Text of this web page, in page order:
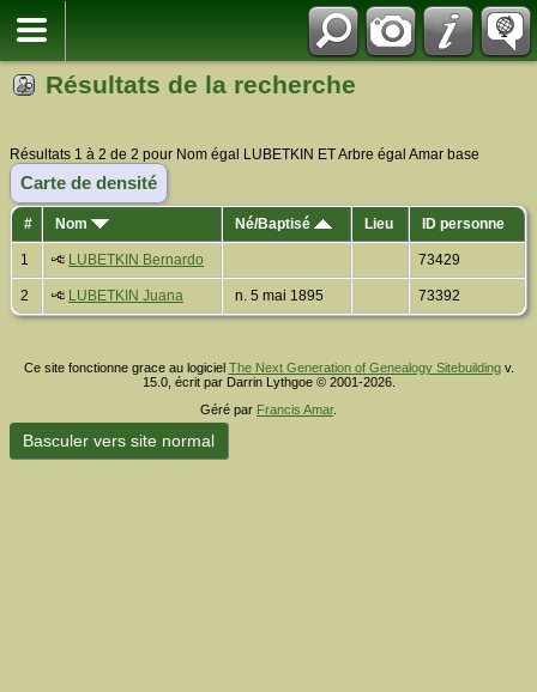
Résultats de la recherche
Résultats 1 à 2 de 2 pour Nom égal LUBETKIN ET Arbre égal Amar base
Carte de densité
# Nom Né/Baptisé Lieu ID personne
1 LUBETKIN Bernardo 73429
2 LUBETKIN Juana n. 5 mai 1895 73392
Ce site fonctionne grace au logiciel The Next Generation of Genealogy Sitebuildingv.
15.0, écrit par Darrin Lythgoe © 2001-2026.
Géré par Francis Amar.
Basculer vers site normal